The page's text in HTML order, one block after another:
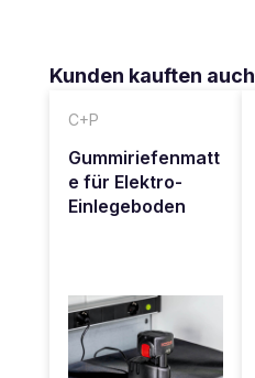
Produktgalerie überspringen
Kunden kauften auch
C+P
Gummiriefenmatt
e für Elektro-
Einlegeboden